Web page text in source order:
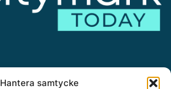
Hantera samtycke